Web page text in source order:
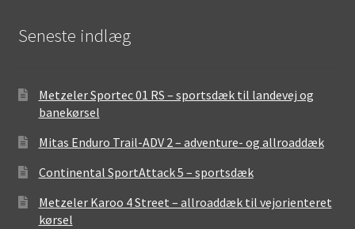
Seneste indlæg
Metzeler Sportec 01 RS – sportsdæk til landevej og
banekørsel
Mitas Enduro Trail-ADV 2 – adventure- og allroaddæk
Continental SportAttack 5 – sportsdæk
Metzeler Karoo 4 Street – allroaddæk til vejorienteret
kørsel